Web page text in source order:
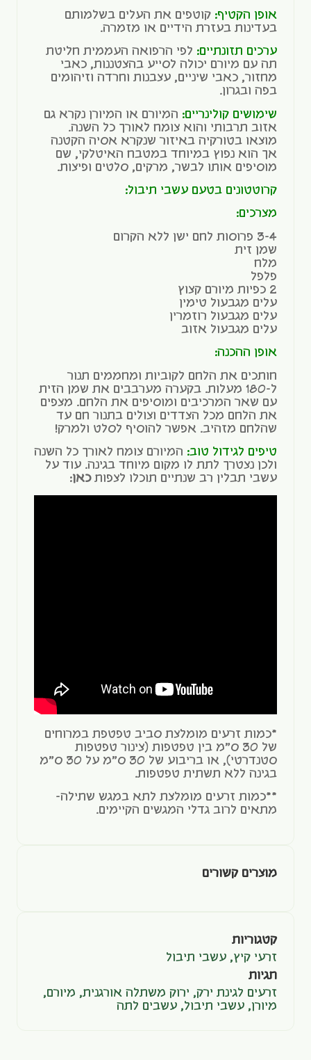
אופן הקטיף: קוטפים את העלים בשלמותם
בעדינות בעזרת הידיים או מזמרה.
ערכים תזונתיים: לפי הרפואה העממית חליטת
תה עם מיורם יכולה לסייע בהצטננות, כאבי
מחזור, כאבי שיניים, עצבנות וחרדה וזיהומים
בפה ובגרון.
שימושים קולינריים: המיורם או המיורן נקרא גם
אזוב תרבותי והוא צומח לאורך כל השנה.
מוצאו בטורקיה באיזור שנקרא אסיה הקטנה
אך הוא נפוץ במיוחד במטבח האיטלקי, שם
מוסיפים אותו לבשר, מרקים, סלטים ופיצות.
קרוטטונים בטעם עשבי תיבול:
מצרכים:
3-4 פרוסות לחם ישן ללא הקרום
שמן זית
מלח
פלפל
2 כפיות מיורם קצוץ
עלים מגבעול טימין
עלים מגבעול רוזמרין
עלים מגבעול אזוב
אופן ההכנה:
חותכים את הלחם לקוביות ומחממים תנור
ל-180 מעלות. בקערה מערבבים את שמן הזית
עם שאר המרכיבים ומוסיפים את הלחם. מצפים
את הלחם מכל הצדדים וצולים בתנור חם עד
שהלחם מזהיב. אפשר להוסיף לסלט ולמרק!
טיפים לגידול טוב: המיורם צומח לאורך כל השנה
ולכן נצטרך לתת לו מקום מיוחד בגינה. עוד על
עשבי תבלין רב שנתיים תוכלו לצפותכאן:
*כמות זרעים מומלצת סביב טפטפת במרוחים
של 30 ס"מ בין טפטפות (צינור טפטפות
סטנדרטי), או בריבוע של 30 ס"מ על 30 ס"מ
בגינה ללא תשתית טפטפות.
**כמות זרעים מומלצת לתא במגש שתילה-
מתאים לרוב גדלי המגשים הקיימים.
מוצרים קשורים
קטגוריות
זרעי קיץ, עשבי תיבול
תגיות
זרעים לגינת ירק, ירוק משתלה אורגנית, מיורם,
מיורן, עשבי תיבול, עשבים לתה